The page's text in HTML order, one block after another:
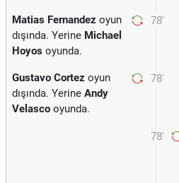
78'
Matias Fernandez oyun
dışında. Yerine Michael
Hoyos oyunda.
78'
Gustavo Cortez oyun
dışında. Yerine Andy
Velasco oyunda.
78'